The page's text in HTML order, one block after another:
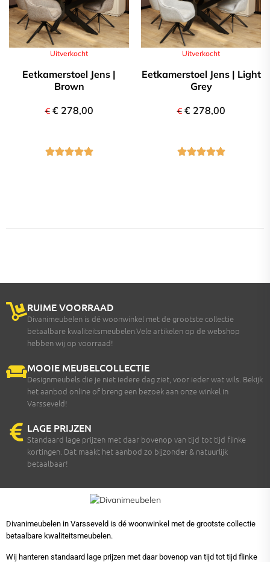
Compleet programma
Uitverkocht
Eetkamerstoel Jens |
Brown
€ €278,00
Uitverkocht
Eetkamerstoel Jens | Light
Grey
€ €278,00
RUIME VOORRAAD
Divanimeubelen is dé woonwinkel met de grootste collectie
betaalbare kwaliteitsmeubelen.Vele artikelen op de webshop
hebben wij op voorraad!
MOOIE MEUBELCOLLECTIE
Designmeubels die je niet iedere dag ziet, voor ieder wat wils. Bekijk
het aanbod online of breng een bezoek aan onze winkel in
Varsseveld!
LAGE PRIJZEN
Standaard lage prijzen met daar bovenop van tijd tot tijd flinke
kortingen. Dat maakt het aanbod zo bijzonder & natuurlijk
betaalbaar!
Divanimeubelen in Varsseveld is dé woonwinkel met de grootste collectie
betaalbare kwaliteitsmeubelen.
Wij hanteren standaard lage prijzen met daar bovenop van tijd tot tijd flinke